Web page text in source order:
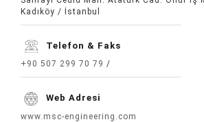
Kadıköy / İstanbul
Telefon & Faks
+90 507 299 70 79 /
Web Adresi
www.msc-engineering.com